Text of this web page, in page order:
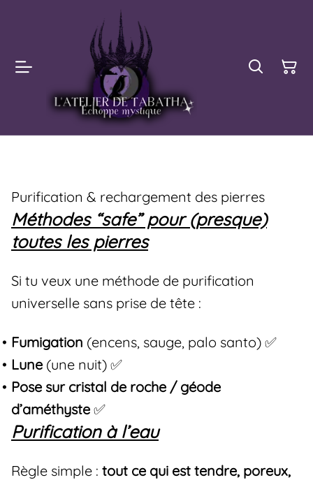
Purification & rechargement des pierres
Méthodes “safe” pour (presque)
toutes les pierres
Si tu veux une méthode de purification
universelle sans prise de tête :
Fumigation (encens, sauge, palo santo) ✅
Lune (une nuit) ✅
Pose sur cristal de roche / géode
d’améthyste ✅
Purification à l’eau
Règle simple : tout ce qui est tendre, poreux,